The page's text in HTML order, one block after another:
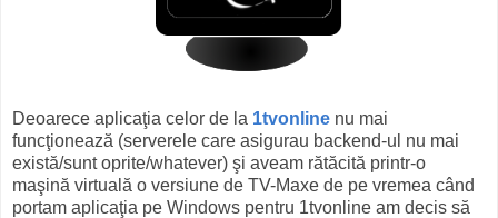
Deoarece aplicaţia celor de la 1tvonline nu mai
funcţionează (serverele care asigurau backend-ul nu mai
există/sunt oprite/whatever) şi aveam rătăcită printr-o
maşină virtuală o versiune de TV-Maxe de pe vremea când
portam aplicaţia pe Windows pentru 1tvonline am decis să